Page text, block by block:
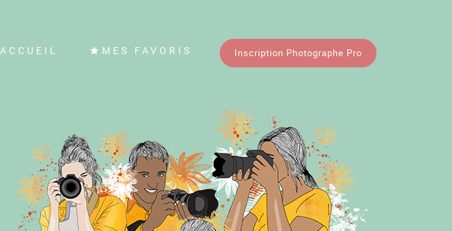
ACCUEIL MES FAVORIS Inscription Photographe Pro